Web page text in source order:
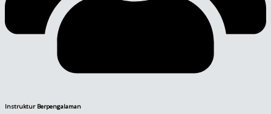
Instruktur Berpengalaman